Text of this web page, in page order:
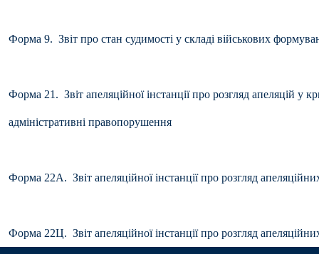
Форма 9. Звіт про стан судимості у складі військових
Форма 21. Звіт апеляційної інстанції про розгляд апеляцій у
адміністративні правопорушення
Форма 22А. Звіт апеляційної інстанції про розгляд
Форма 22Ц. Звіт апеляційної інстанції про розгляд